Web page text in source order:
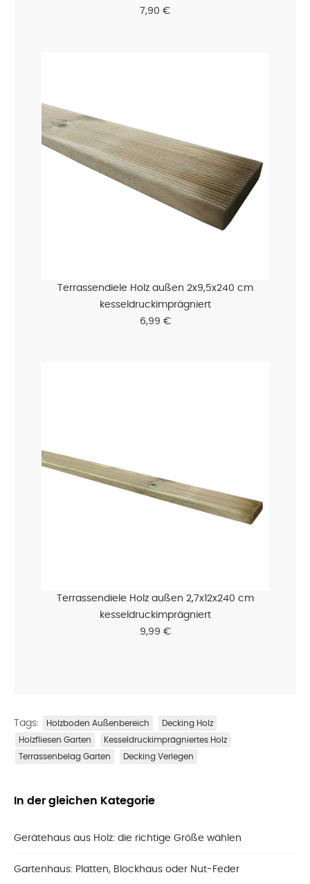
7,90 €
Terrassendiele Holz außen 2x9,5x240 cm
kesseldruckimprägniert
6,99 €
Terrassendiele Holz außen 2,7x12x240 cm
kesseldruckimprägniert
9,99 €
Tags: Holzboden Außenbereich
Decking Holz
Holzfliesen Garten
Kesseldruckimprägniertes Holz
Terrassenbelag Garten
Decking Verlegen
In der gleichen Kategorie
Gerätehaus aus Holz: die richtige Größe wählen
Gartenhaus: Platten, Blockhaus oder Nut-Feder